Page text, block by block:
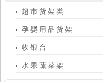
超市货架类
孕婴用品货架
收银台
水果蔬菜架